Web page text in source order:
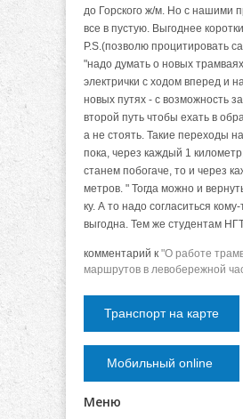
до Горского ж/м. Но с нашими
все в пустую. Выгоднее
P.S.(позволю процитировать
"надо думать о новых
электрички с ходом вперед и
новых путях - с возможность
второй путь чтобы ехать в
а не стоять. Такие переходы
пока, через каждый 1
станем побогаче, то и через
метров. " Тогда можно и
ку. А то надо согласиться
выгодна. Тем же студентам
комментарий к "О работе
маршрутов в левобережной
Транспорт на карте
Мобильный online
Меню